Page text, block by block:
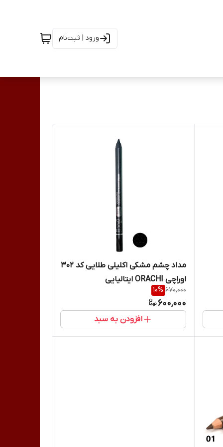
ورود | ثبت‌نام
مداد چشم مشکی اکلیلی طلایی کد 302
اوراچی ORACHI ایتالیایی
670,000
10%
600,000
افزودن به سبد